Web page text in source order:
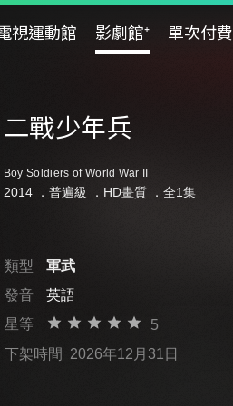
視運動館 影劇館⁺ 單次付費
二戰少年兵
Boy Soldiers of World War II
2014 ． 普遍級 ．HD畫質 ．全1集
類型
軍武
發音
英語
星等
5
下架時間 2026年12月31日